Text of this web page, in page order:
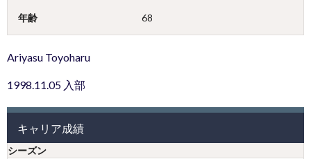
年齢 68
Ariyasu Toyoharu
1998.11.05 入部
キャリア成績
シーズン